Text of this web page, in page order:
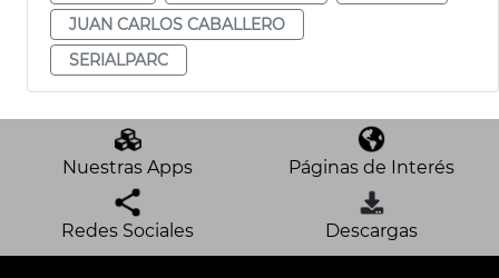
JUAN CARLOS CABALLERO
SERIALPARC
Nuestras Apps Páginas de Interés
Redes Sociales Descargas